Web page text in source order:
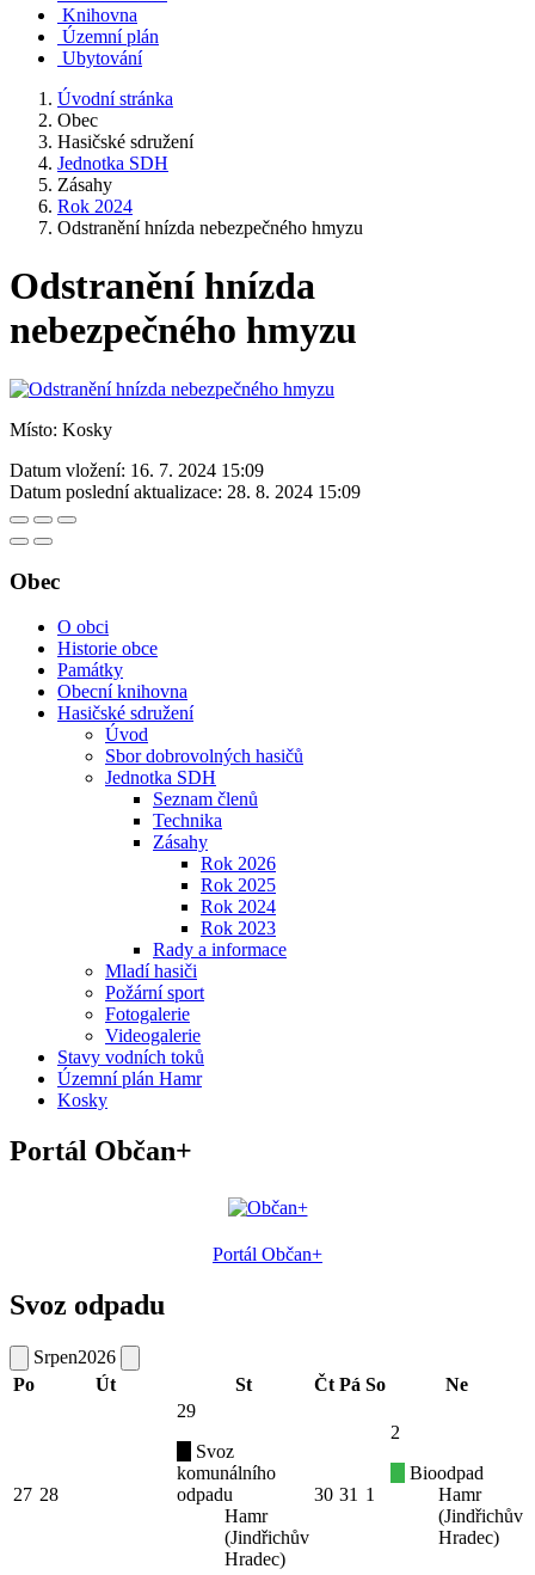
Knihovna
Územní plán
Ubytování
Úvodní stránka
Obec
Hasičské sdružení
Jednotka SDH
Zásahy
Rok 2024
Odstranění hnízda nebezpečného hmyzu
Odstranění hnízda
nebezpečného hmyzu
Místo: Kosky
Datum vložení: 16. 7. 2024 15:09
Datum poslední aktualizace: 28. 8. 2024 15:09
Obec
O obci
Historie obce
Památky
Obecní knihovna
Hasičské sdružení
Úvod
Sbor dobrovolných hasičů
Jednotka SDH
Seznam členů
Technika
Zásahy
Rok 2026
Rok 2025
Rok 2024
Rok 2023
Rady a informace
Mladí hasiči
Požární sport
Fotogalerie
Videogalerie
Stavy vodních toků
Územní plán Hamr
Kosky
Portál Občan+
Portál Občan+
Svoz odpadu
Srpen2026
Po
Út St Čt Pá So Ne
27 28
29
Svoz
komunálního
odpadu
Hamr
(Jindřichův
Hradec)
30 31 1
2
Bioodpad
Hamr
(Jindřichův
Hradec)